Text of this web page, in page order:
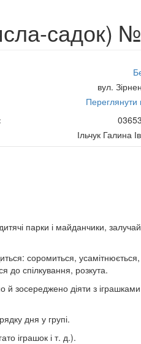
садок)
вул.
Переглянути
Ільчук Галина
парки і майданчики,
соромиться, усамітнюється,
до спілкування, розкута.
й зосереджено діяти з
дня у групі.
іграшок і т. д.).